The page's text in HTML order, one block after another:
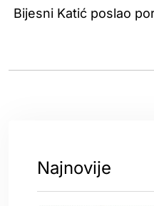
Bijesni Katić poslao
Najnovije